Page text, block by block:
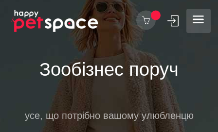
Зообізнес поруч
усе, що потрібно вашому улюбленцю